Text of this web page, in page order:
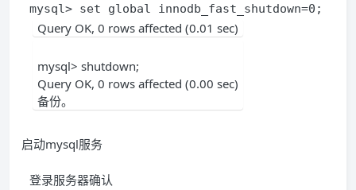
mysql> set global innodb_fast_shutdown=0;
Query OK, 0 rows affected (0.01 sec)
mysql> shutdown;
Query OK, 0 rows affected (0.00 sec)
备份。
启动mysql服务